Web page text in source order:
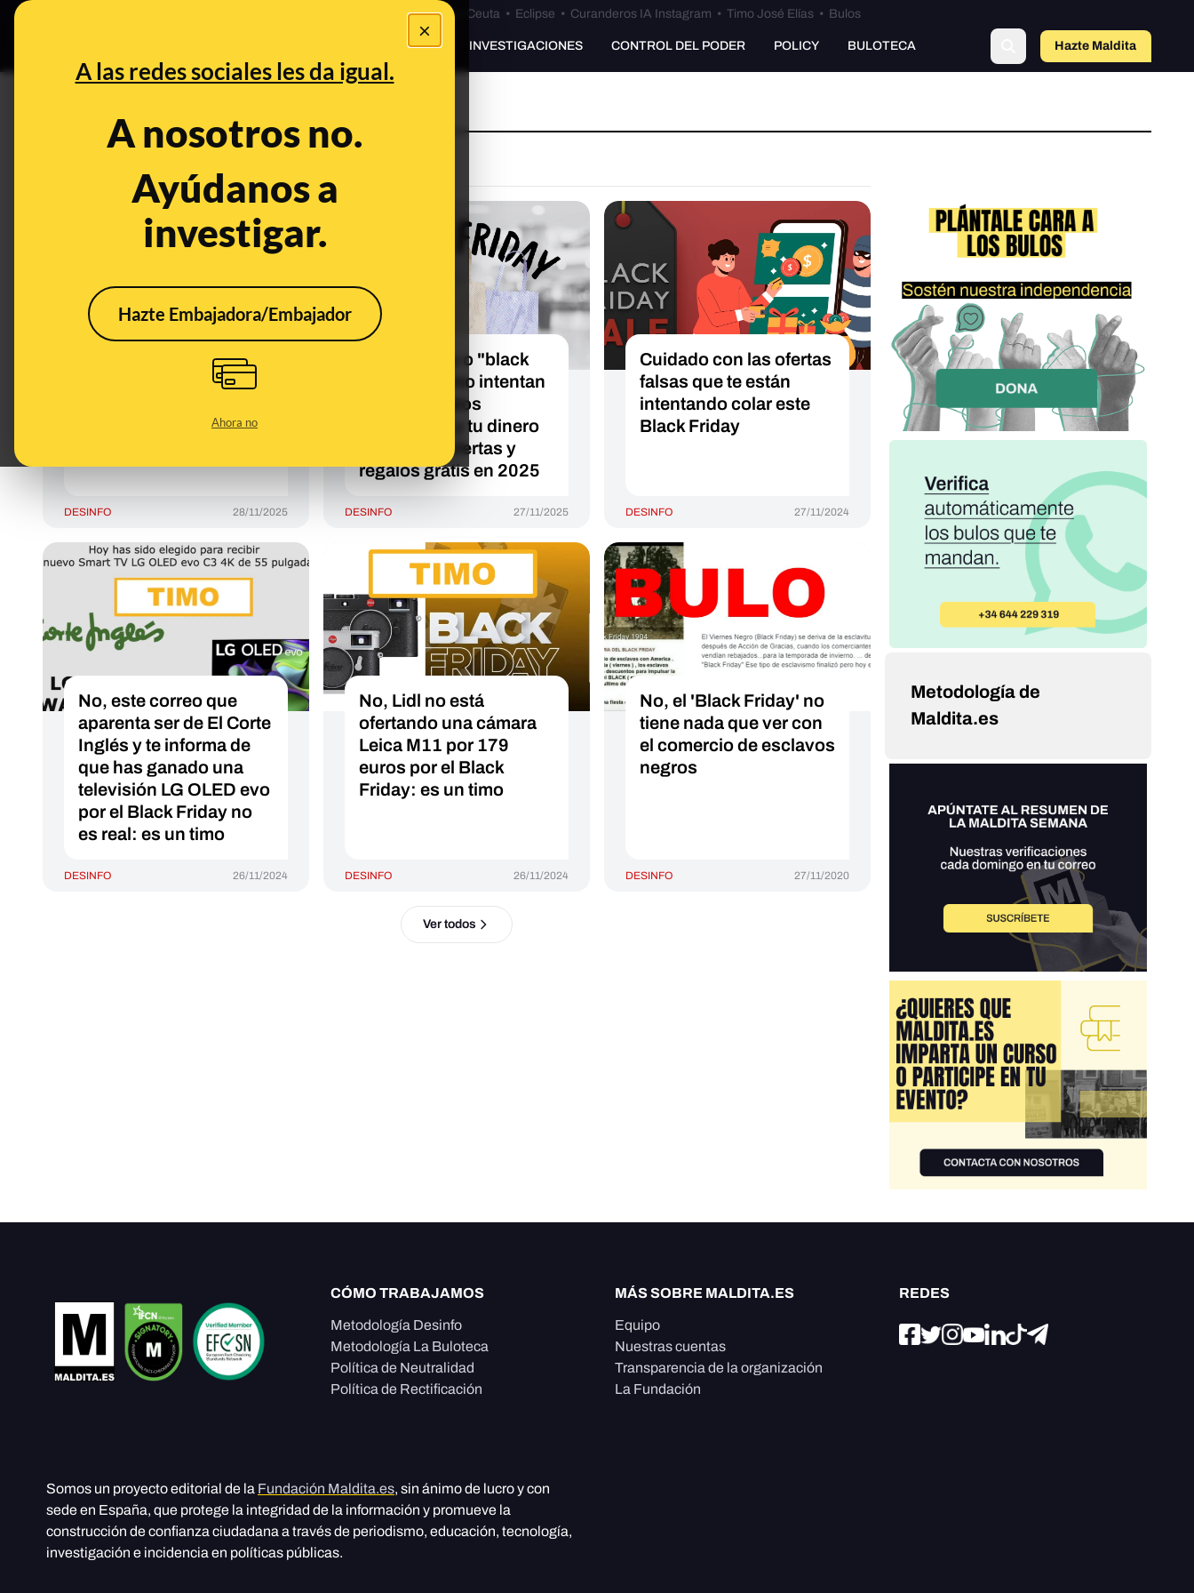
×
A las redes sociales les da igual.
A nosotros no.
Ayúdanos a
investigar.
Hazte Embajadora/Embajador
Ahora no
Especial Ceuta•Bulos Ceuta • Eclipse • Curanderos IA Instagram • Timo José Elías • Bulos
PREBUNKING INVESTIGACIONES CONTROL DEL PODER POLICY BULOTECA Hazte Maldita
Black Friday
Cuidado con esta web
que ofrece una pistola
precio por el Black
DESINFO 28/11/2025
Black Friday o "black
fraude": cómo intentan
robar tus datos
personales y tu dinero
con falsas ofertas y
regalos gratis en 2025
DESINFO 27/11/2025
Cuidado con las ofertas
falsas que te están
intentando colar este
Black Friday
DESINFO 27/11/2024
No, este correo que
aparenta ser de El Corte
Inglés y te informa de
que has ganado una
televisión LG OLED evo
por el Black Friday no
es real: es un timo
DESINFO 26/11/2024
No, Lidl no está
ofertando una cámara
Leica M11 por 179
euros por el Black
Friday: es un timo
DESINFO 26/11/2024
No, el 'Black Friday' no
tiene nada que ver con
el comercio de esclavos
negros
DESINFO 27/11/2020
Ver todos
Metodología de
Maldita.es
CÓMO TRABAJAMOS
Metodología Desinfo
Metodología La Buloteca
Política de Neutralidad
Política de Rectificación
MÁS SOBRE MALDITA.ES
Equipo
Nuestras cuentas
Transparencia de la organización
La Fundación
REDES
Somos un proyecto editorial de la Fundación Maldita.es, sin ánimo de lucro y con
sede en España, que protege la integridad de la información y promueve la
construcción de confianza ciudadana a través de periodismo, educación, tecnología,
investigación e incidencia en políticas públicas.